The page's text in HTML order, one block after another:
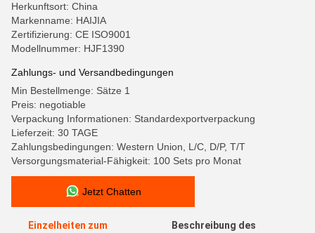
Herkunftsort: China
Markenname: HAIJIA
Zertifizierung: CE ISO9001
Modellnummer: HJF1390
Zahlungs- und Versandbedingungen
Min Bestellmenge: Sätze 1
Preis: negotiable
Verpackung Informationen: Standardexportverpackung
Lieferzeit: 30 TAGE
Zahlungsbedingungen: Western Union, L/C, D/P, T/T
Versorgungsmaterial-Fähigkeit: 100 Sets pro Monat
Jetzt Chatten
Einzelheiten zum
Beschreibung des